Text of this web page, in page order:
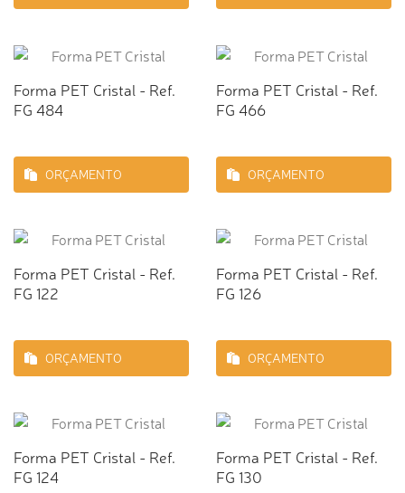
Forma PET Cristal - Ref.
FG 484
ORÇAMENTO
Forma PET Cristal - Ref.
FG 466
ORÇAMENTO
Forma PET Cristal - Ref.
FG 122
ORÇAMENTO
Forma PET Cristal - Ref.
FG 126
ORÇAMENTO
Forma PET Cristal - Ref.
FG 124
Forma PET Cristal - Ref.
FG 130